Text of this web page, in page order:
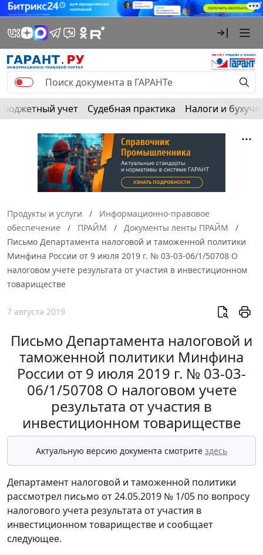
Бюджетный учет Судебная практика Налоги и
Продукты и услуги
Информационно-правовое
обеспечение
ПРАЙМ
Документы ленты ПРАЙМ
Письмо Департамента налоговой и таможенной политики
Минфина России от 9 июля 2019 г. № 03-03-06/1/50708 О
налоговом учете результата от участия в инвестиционном
товариществе
7 августа 2019
Письмо Департамента налоговой и
таможенной политики Минфина
России от 9 июля 2019 г. № 03-03-
06/1/50708 О налоговом учете
результата от участия в
инвестиционном товариществе
Актуальную версию документа смотрите здесь
Департамент налоговой и таможенной политики
рассмотрел письмо от 24.05.2019 № 1/05 по вопросу
налогового учета результата от участия в
инвестиционном товариществе и сообщает
следующее.